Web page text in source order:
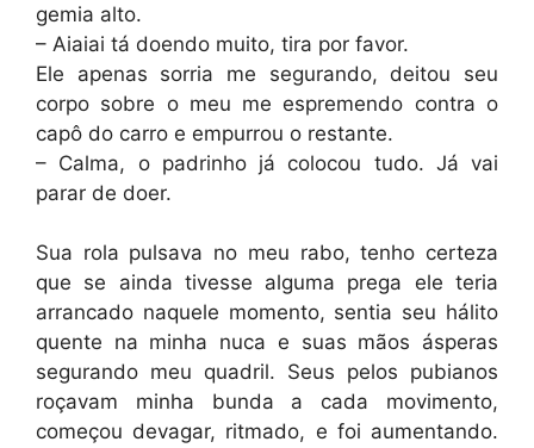
gemia alto.
– Aiaiai tá doendo muito, tira por favor.
Ele apenas sorria me segurando, deitou seu
corpo sobre o meu me espremendo contra o
capô do carro e empurrou o restante.
– Calma, o padrinho já colocou tudo. Já vai
parar de doer.
Sua rola pulsava no meu rabo, tenho certeza
que se ainda tivesse alguma prega ele teria
arrancado naquele momento, sentia seu hálito
quente na minha nuca e suas mãos ásperas
segurando meu quadril. Seus pelos pubianos
roçavam minha bunda a cada movimento,
começou devagar, ritmado, e foi aumentando.